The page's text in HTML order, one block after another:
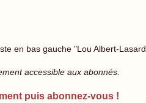
en bas gauche "Lou Albert-
accessible aux abonnés.
puis abonnez-vous !